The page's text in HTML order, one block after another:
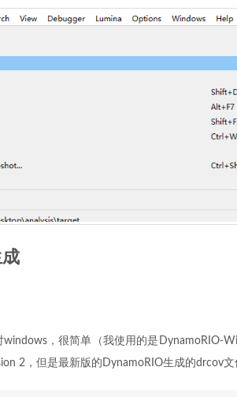
windows，很简单（我使用的是DynamoRIO-
2，但是最新版的DynamoRIO生成的drcov文